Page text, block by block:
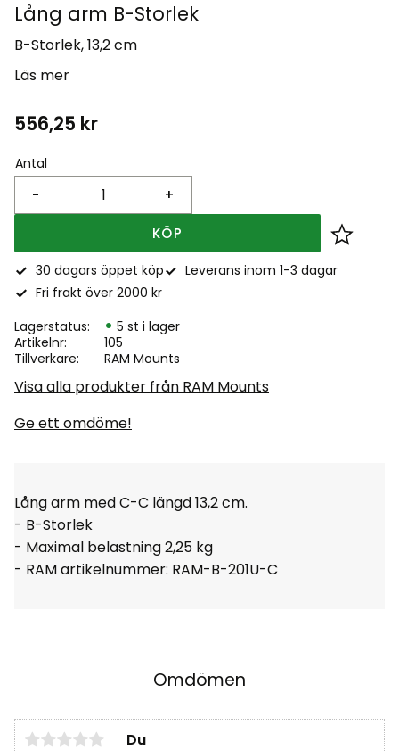
Lång arm B-Storlek
B-Storlek, 13,2 cm
Läs mer
556,25 kr
Antal
+
-
KÖP Lägg
30 dagars öppet köp
Leverans inom 1-3 dagar
Fri frakt över 2000 kr
Lagerstatus
5 st i lager
Artikelnr
105
Tillverkare
RAM Mounts
Visa alla produkter från RAM Mounts
Ge ett omdöme!
Lång arm med C-C längd 13,2 cm.
- B-Storlek
- Maximal belastning 2,25 kg
- RAM artikelnummer: RAM-B-201U-C
Omdömen
Du